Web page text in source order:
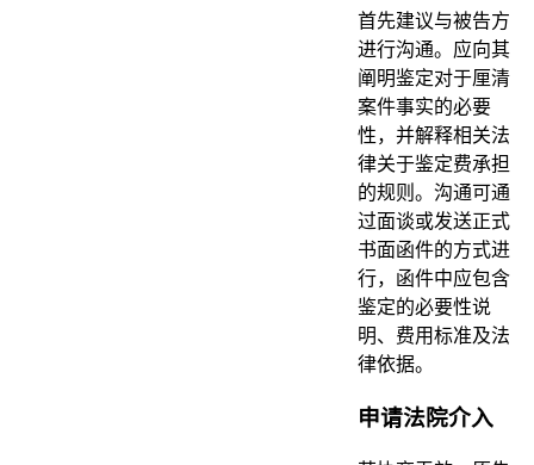
首先建议与被告方
进行沟通。应向其
阐明鉴定对于厘清
案件事实的必要
性，并解释相关法
律关于鉴定费承担
的规则。沟通可通
过面谈或发送正式
书面函件的方式进
行，函件中应包含
鉴定的必要性说
明、费用标准及法
律依据。
申请法院介入